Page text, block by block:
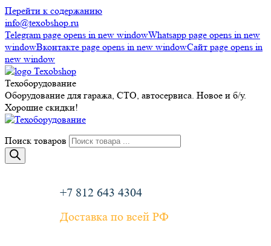
Перейти к содержанию
info@texobshop.ru
Telegram page opens in new windowWhatsapp page opens in new
windowВконтакте page opens in new windowСайт page opens in
new window
Техоборудование
Оборудование для гаража, СТО, автосервиса. Новое и б/у.
Хорошие скидки!
Поиск товаров
+7 812 643 4304
Доставка по всей РФ